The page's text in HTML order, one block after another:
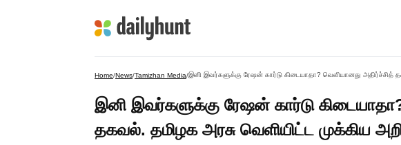
Home/News/Tamizhan Media/இனி இவர்களுக்கு ரேஷன் கார்டு கிடையாதா? வெளியானது அதிர்ச்சித்
இனி இவர்களுக்கு ரேஷன் கார்டு
தகவல். தமிழக அரசு வெளியிட்ட முக்கிய